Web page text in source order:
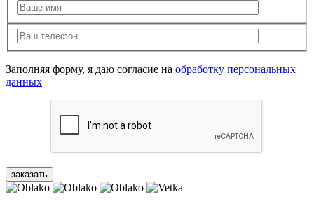
Заполняя форму, я даю согласие на обработку персональных
данных